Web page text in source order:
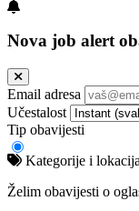
Nova job alert
Email adresa
Učestalost
Tip obavijesti
Kategorije i lokacija
Želim obavijesti o